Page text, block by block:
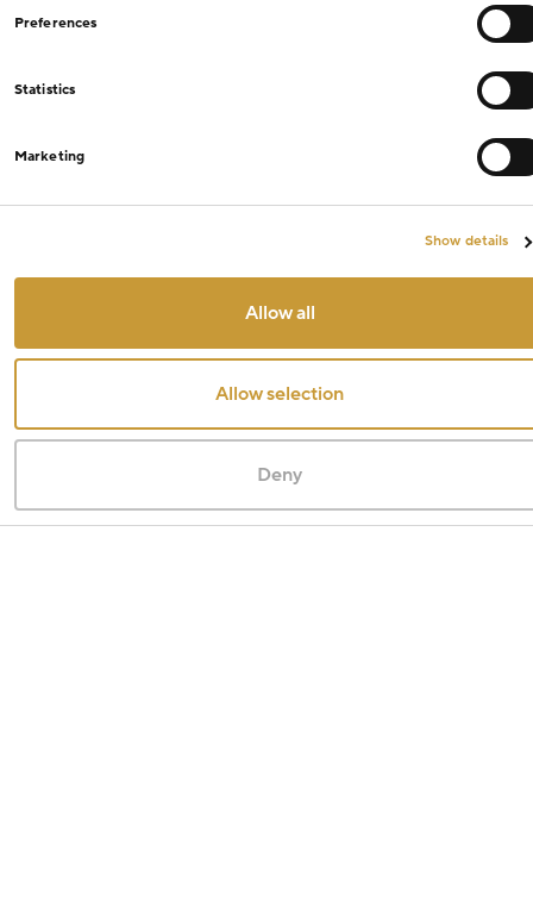
Preferences
Statistics
Marketing
Show details
Allow all
Allow selection
Deny